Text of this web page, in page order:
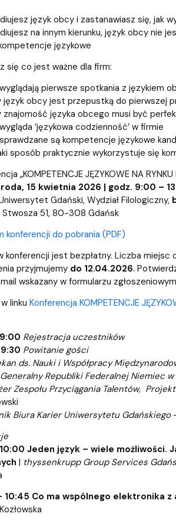
język obcy i zastanawiasz się, jak
na innym kierunku, język obcy nie
językowe
się co jest ważne dla firm:
pierwsze spotkania z językiem
język obcy jest przepustką do pierwszej
znajomość języka obcego musi być
‘językowa codzienność’ w firmie
są kompetencje językowe
sposób praktycznie wykorzystuje się
„KOMPETENCJE JĘZYKOWE NA RYNKU
15 kwietnia 2026 | godz. 9:00 –
Gdański, Wydział Filologiczny,
Stwosza 51, 80-308 Gdańsk
konferencji do pobrania (PDF)
konferencji jest bezpłatny. Liczba
przyjmujemy do 12.04.2026.
wskazany w formularzu
linku Konferencja KOMPETENCJE
Rejestracja uczestników
Powitanie gości
ds. Nauki i Współpracy
Republiki Federalnej Niemiec
Zespołu Przyciągania Talentów,
Biura Karier Uniwersytetu Gdańskiego-
Jeden język – wiele możliwości.
| thyssenkrupp Group Services
10:45 Co ma wspólnego elektronika